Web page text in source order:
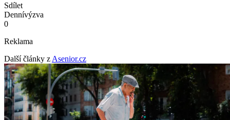
Sdílet
Dennívýzva
0
Reklama
Další články z Asenior.cz